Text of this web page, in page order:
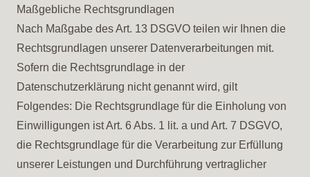
Maßgebliche Rechtsgrundlagen
Nach Maßgabe des Art. 13 DSGVO teilen wir Ihnen die
Rechtsgrundlagen unserer Datenverarbeitungen mit.
Sofern die Rechtsgrundlage in der
Datenschutzerklärung nicht genannt wird, gilt
Folgendes: Die Rechtsgrundlage für die Einholung von
Einwilligungen ist Art. 6 Abs. 1 lit. a und Art. 7 DSGVO,
die Rechtsgrundlage für die Verarbeitung zur Erfüllung
unserer Leistungen und Durchführung vertraglicher